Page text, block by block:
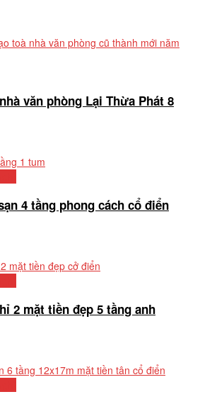
văn phòng Lại Thừa Phát 8
4 tầng phong cách cổ điển
2 mặt tiền đẹp 5 tầng anh